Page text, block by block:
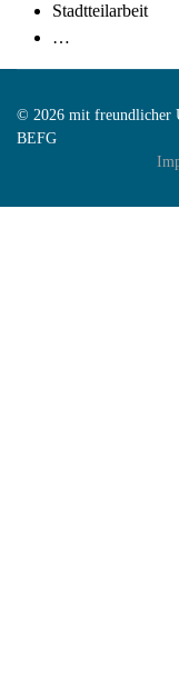
Stadtteilarbeit
…
© 2026 mit freundlicher
BEFG